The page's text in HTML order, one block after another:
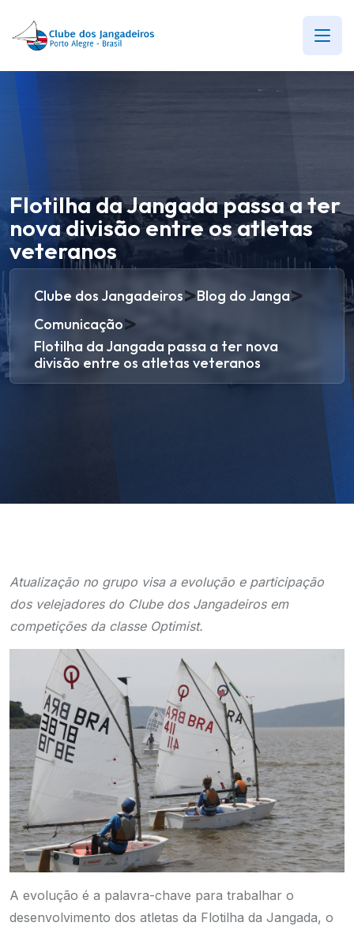
Flotilha da Jangada passa a ter
nova divisão entre os atletas
veteranos
Clube dos Jangadeiros>Blog do Janga>
Comunicação>
Flotilha da Jangada passa a ter nova
divisão entre os atletas veteranos
Atualização no grupo visa a evolução e participação
dos velejadores do Clube dos Jangadeiros em
competições da classe Optimist.
A evolução é a palavra-chave para trabalhar o
desenvolvimento dos atletas da Flotilha da Jangada, o